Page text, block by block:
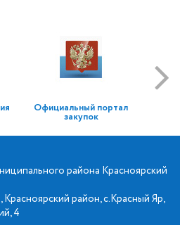
Официальный портал
закупок
района Красноярский
Красноярский район, с.Красный Яр,
4